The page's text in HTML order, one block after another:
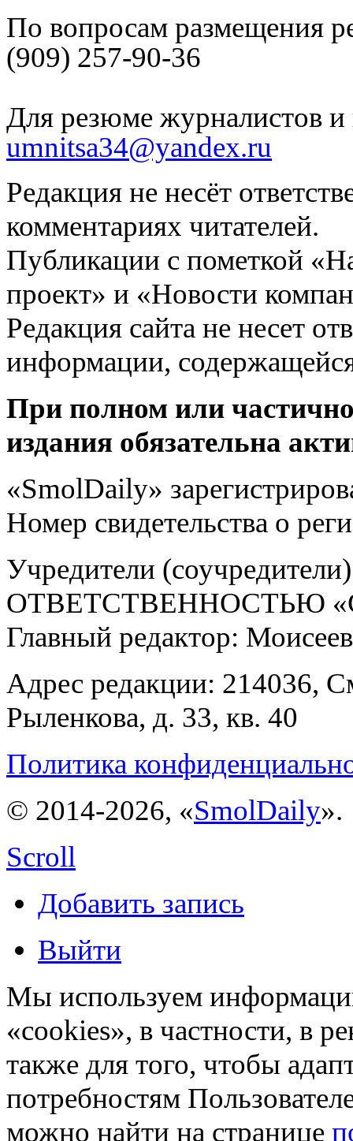
По вопросам размещения
(909) 257-90-36
Для резюме журналистов и
umnitsa34@yandex.ru
Редакция не несёт
комментариях читателей.
Публикации с пометкой
проект» и «Новости
Редакция сайта не несет
информации,
При полном или
издания обязательна
«SmolDaily»
Номер свидетельства о
Учредители
ОТВЕТСТВЕННОСТЬЮ
Главный редактор:
Адрес редакции: 214036,
Рыленкова, д. 33, кв. 40
Политика
© 2014-2026, «SmolDaily».
Scroll
Добавить запись
Выйти
Мы используем
«cookies», в частности, в
также для того, чтобы
потребностям
можно найти на странице